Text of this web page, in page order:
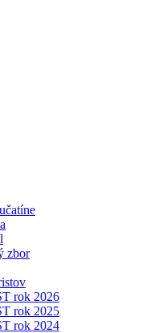
zbor
rok 2026
rok 2025
rok 2024